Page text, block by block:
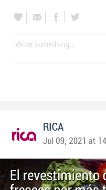
RICA
Jul 09, 2021 at
El revestimiento